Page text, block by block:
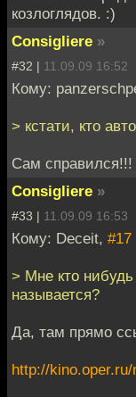
козлоглядов. :)
Consigliere »
#32 | 11.09.09 16:52
Кому:
> кстати, кто
Cам справился!!!
Consigliere »
#33 | 11.09.09 16:53
Кому: Deceit, #17
> Мне кто
называется?
Да, там прямо
http://